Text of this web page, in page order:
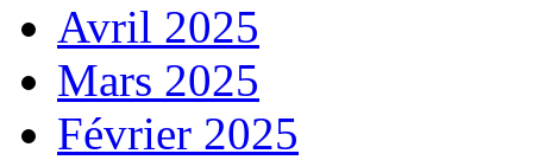
Avril 2025
Mars 2025
Février 2025